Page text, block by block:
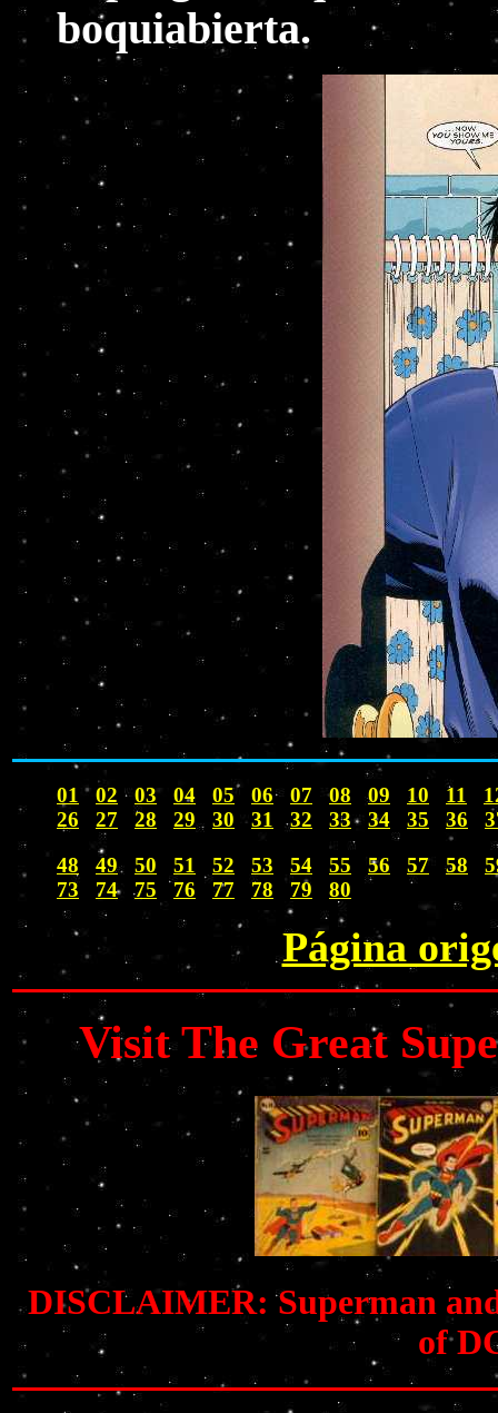
boquiabierta.
01 02 03 04 05 06 07 08 09 10 11
26
27 28 29 30 31 32 33 34 35 36
48
49 50 51 52 53 54 55 56 57 58
73
74 75 76 77 78 79 80
Página
Visit The Great
DISCLAIMER: Superman
of